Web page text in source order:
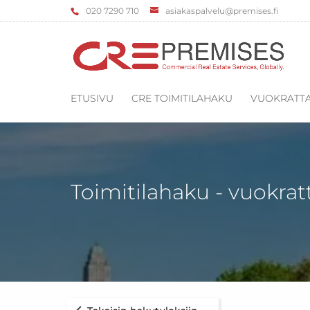
‌020 7290 710 asiakaspalvelu@premises.fi
ETUSIVU CRE TOIMITILAHAKU
Toimitilahaku -